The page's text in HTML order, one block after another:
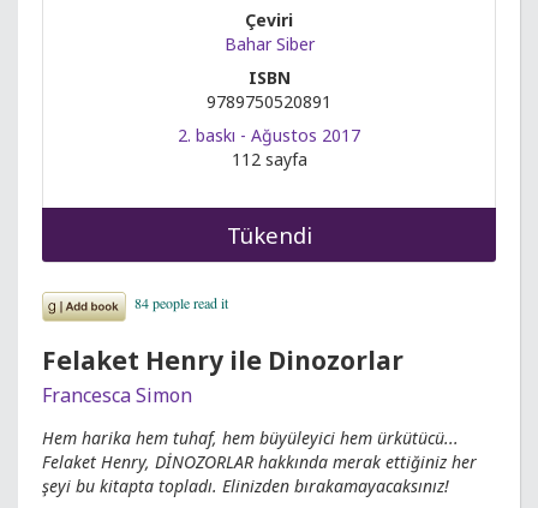
Çeviri
Bahar Siber
ISBN
9789750520891
2. baskı - Ağustos 2017
112 sayfa
Tükendi
Felaket Henry ile Dinozorlar
Francesca Simon
Hem harika hem tuhaf, hem büyüleyici hem ürkütücü...
Felaket Henry, DİNOZORLAR hakkında merak ettiğiniz her
şeyi bu kitapta topladı. Elinizden bırakamayacaksınız!